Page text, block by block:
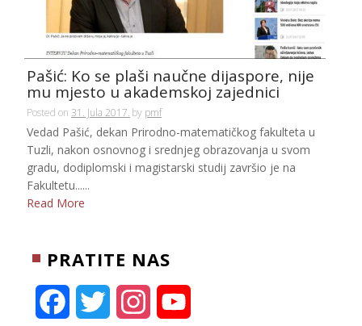
Pašić: Ko se plaši naučne dijaspore, nije
mu mjesto u akademskoj zajednici
Posted on 31. Jula 2017. by pmf
Vedad Pašić, dekan Prirodno-matematičkog fakulteta u
Tuzli, nakon osnovnog i srednjeg obrazovanja u svom
gradu, dodiplomski i magistarski studij završio je na
Fakultetu......
Read More
PRATITE NAS